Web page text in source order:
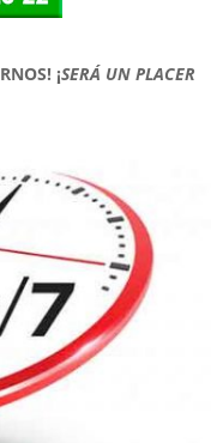
¡SERÁ UN PLACER